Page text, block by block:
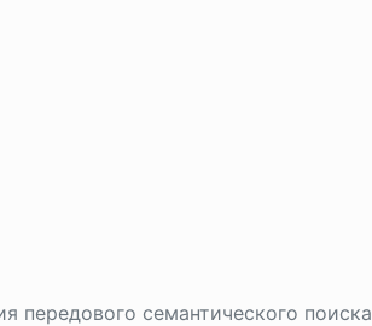
передового семантического поиска